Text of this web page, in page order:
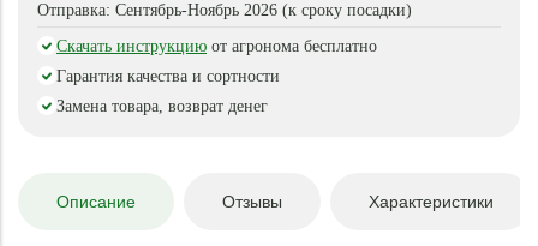
Отправка: Сентябрь-Ноябрь 2026 (к сроку посадки)
Скачать инструкцию от агронома бесплатно
Гарантия качества и сортности
Замена товара, возврат денег
Описание Отзывы Характеристики